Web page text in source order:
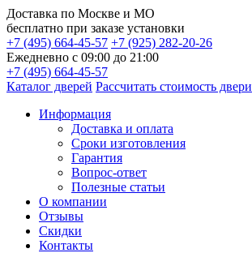
Доставка по Москве и МО
бесплатно при заказе установки
+7 (495) 664-45-57 +7 (925) 282-20-26
Ежедневно с 09:00 до 21:00
+7 (495) 664-45-57
Каталог дверей Рассчитать стоимость двери
Информация
Доставка и оплата
Сроки изготовления
Гарантия
Вопрос-ответ
Полезные статьи
О компании
Отзывы
Скидки
Контакты